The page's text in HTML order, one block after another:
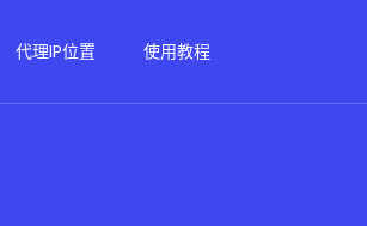
代理IP位置 使用教程